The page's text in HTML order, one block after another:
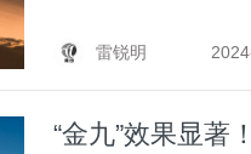
雷锐明
“金九”效果显著